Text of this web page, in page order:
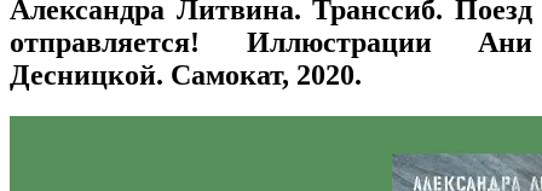
Александра Литвина. Транссиб. Поезд
отправляется! Иллюстрации Ани
Десницкой. Самокат, 2020.